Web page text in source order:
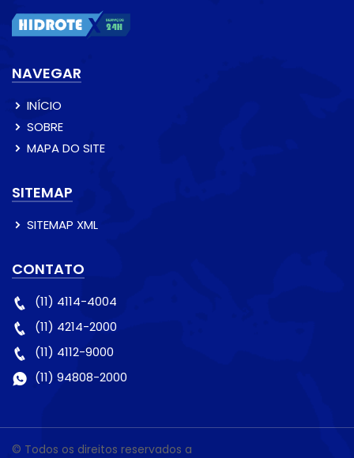
NAVEGAR
INÍCIO
SOBRE
MAPA DO SITE
SITEMAP
SITEMAP XML
CONTATO
(11) 4114-4004
(11) 4214-2000
(11) 4112-9000
(11) 94808-2000
© Todos os direitos reservados a